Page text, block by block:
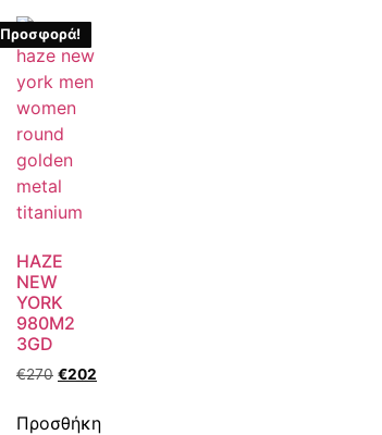
Προσφορά!
HAZE
NEW
YORK
980M2
3GD
€270 €202
Προσθήκη